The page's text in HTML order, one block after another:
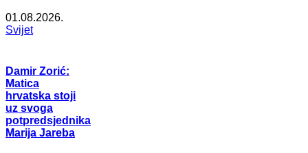
01.08.2026.
Svijet
Damir Zorić:
Matica
hrvatska stoji
uz svoga
potpredsjednika
Marija Jareba